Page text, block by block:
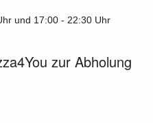
und 17:00 - 22:30 Uhr
zur Abholung